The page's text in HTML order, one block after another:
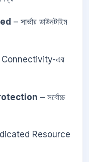
– সার্ভার ডাউনটাইম
Connectivity-এর
– সর্বোচ্চ
Resource